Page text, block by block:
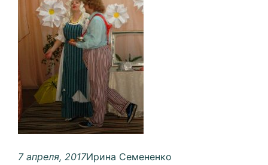
7 апреля, 2017Ирина Семененко